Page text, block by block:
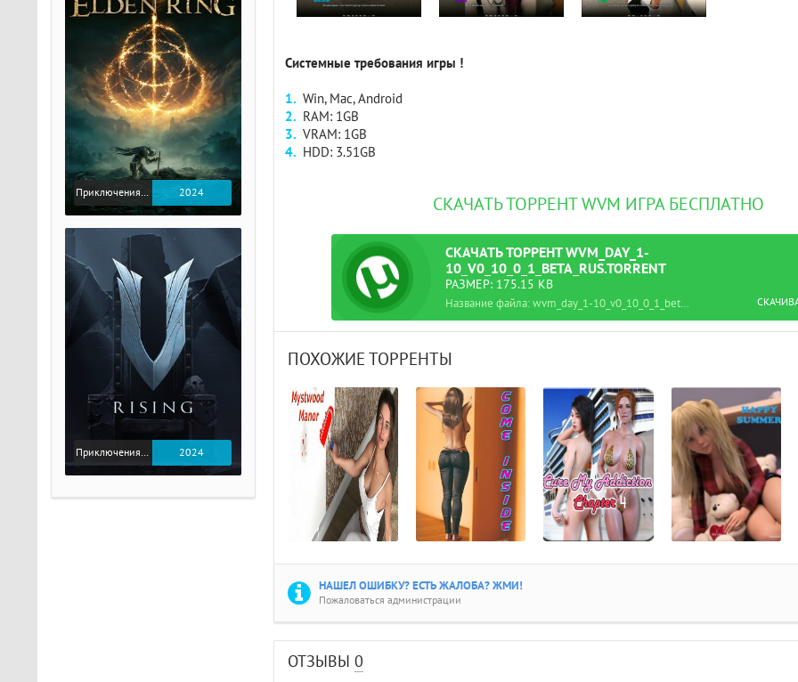
Системные требования игры !
Win, Mac, Android
RAM: 1GB
VRAM: 1GB
HDD: 3.51GB
СКАЧАТЬ ТОРРЕНТ WVM ИГРА БЕСПЛАТНО
СКАЧАТЬТОРРЕНТWVM_DAY_1-
10_V0_10_0_1_BETA_RUS.TORRENT
РАЗМЕР: 175.15 KB
Название файла: wvm_day_1-10_v0_10_0_1_beta_rus.torrent
ПОХОЖИЕ ТОРРЕНТЫ
НАШЕЛ ОШИБКУ? ЕСТЬ ЖАЛОБА? ЖМИ!
Пожаловаться администрации
ОТЗЫВЫ 0
Приключения / Экшен / Ролевые 2024
Приключения / Экшен 2024